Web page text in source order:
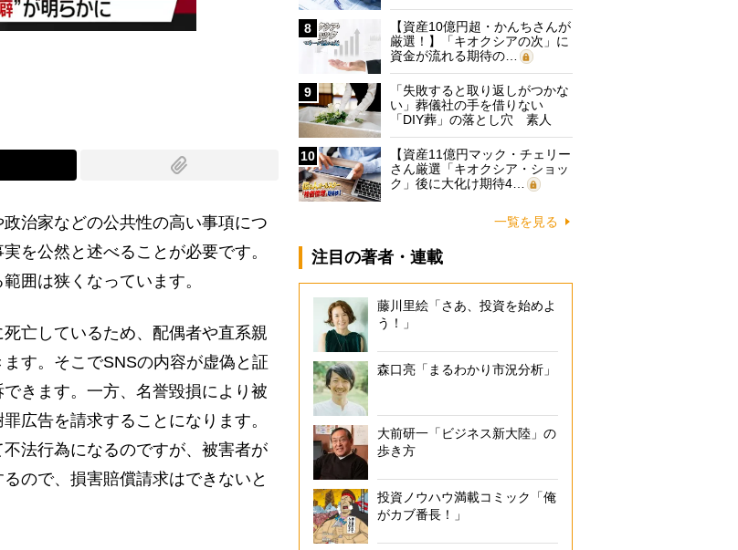
治家などの公共性の高い事項につ
を公然と述べることが必要です。
囲は狭くなっています。
亡しているため、配偶者や直系親
す。そこでSNSの内容が虚偽と証
きます。一方、名誉毀損により被
広告を請求することになります。
法行為になるのですが、被害者が
ので、損害賠償請求はできないと
8
【資産10億円超・かんちさんが
厳選！】「キオクシアの次」に
資金が流れる期待の…
9
「失敗すると取り返しがつかな
い」葬儀社の手を借りない
「DIY葬」の落とし穴 素人
に…
10
【資産11億円マック・チェリー
さん厳選「キオクシア・ショッ
ク」後に大化け期待4…
一覧を見る
注目の著者・連載
藤川里絵「さあ、投資を始めよ
う！」
森口亮「まるわかり市況分析」
大前研一「ビジネス新大陸」の
歩き方
投資ノウハウ満載コミック「俺
がカブ番長！」